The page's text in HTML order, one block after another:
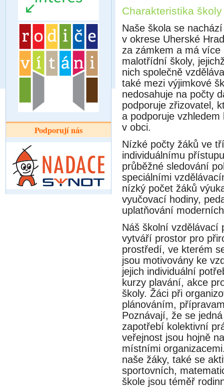
Podporují nás
Charakteristika školy
Naše škola se
v okrese Uherské
za zámkem a má
malotřídní školy,
nich společně
také mezi výjimkové
nedosahuje na počty
podporuje zřizovatel,
a podporuje
v obci.
Nízké počty žáků ve
individuálnímu
průběžné sledování
speciálními
nízký počet žáků
vyučovací hodiny,
uplatňování
Náš školní vzdělávací
vytváří prostor pro
prostředí, ve kterém
jsou motivovány ke
jejich individuální
kurzy plavání, akce
školy. Žáci při
plánováním,
Poznávají, že se
zapotřebí kolektivní
veřejnost jsou hojně
místními
naše žáky, také se
sportovních,
škole jsou téměř